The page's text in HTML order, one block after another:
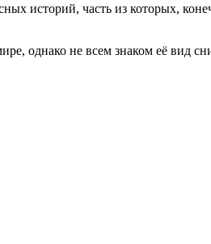
историй, часть из которых,
однако не всем знаком её вид